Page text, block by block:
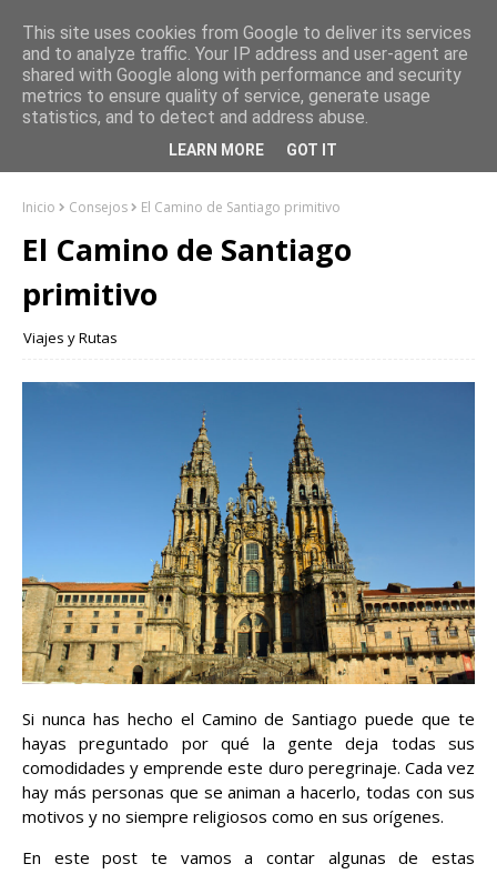
Inicio Consejos El Camino de Santiago primitivo
El Camino de Santiago
primitivo
Viajes y Rutas
Si nunca has hecho el Camino de Santiago puede que te
hayas preguntado por qué la gente deja todas sus
comodidades y emprende este duro peregrinaje. Cada vez
hay más personas que se animan a hacerlo, todas con sus
motivos y no siempre religiosos como en sus orígenes.
En este post te vamos a contar algunas de estas
This site uses cookies from Google to deliver its services
and to analyze traffic. Your IP address and user-agent are
shared with Google along with performance and security
metrics to ensure quality of service, generate usage
statistics, and to detect and address abuse.
LEARN MORE GOT IT